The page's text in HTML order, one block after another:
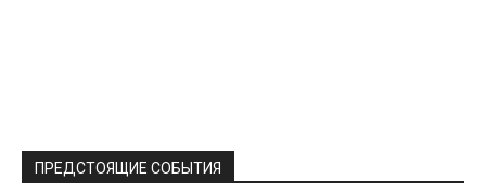
ПРЕДСТОЯЩИЕ СОБЫТИЯ